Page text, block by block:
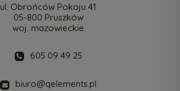
ul. Obrońców Pokoju 41
05-800 Pruszków
woj. mazowieckie
605 09 49 25
biuro@qelements.pl